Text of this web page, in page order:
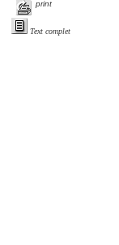
print
Text complet